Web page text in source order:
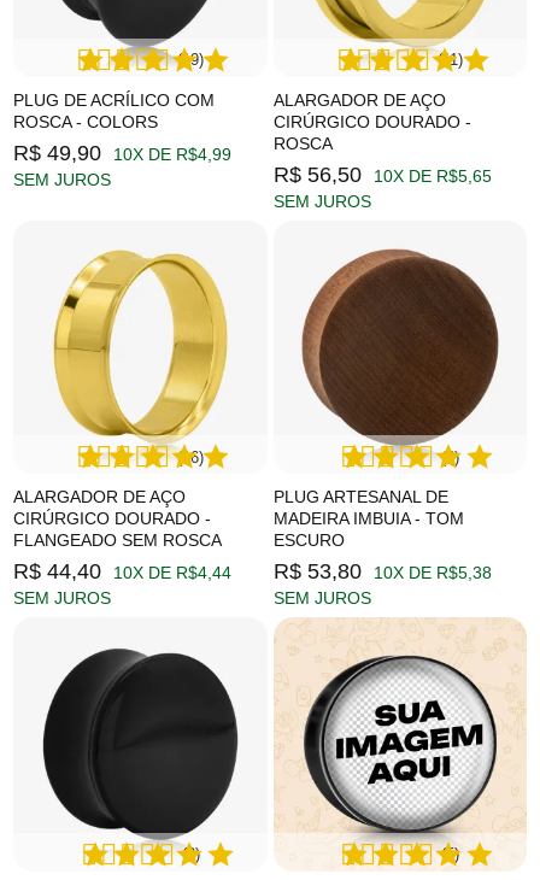
PLUG DE ACRÍLICO COM
ROSCA - COLORS
(19)
R$ 49,90
10X DE R$4,99
SEM JUROS
ALARGADOR DE AÇO
CIRÚRGICO DOURADO -
ROSCA
(11)
R$ 56,50
10X DE R$5,65
SEM JUROS
ALARGADOR DE AÇO
CIRÚRGICO DOURADO -
FLANGEADO SEM ROSCA
(16)
R$ 44,40
10X DE R$4,44
SEM JUROS
PLUG ARTESANAL DE
MADEIRA IMBUIA - TOM
ESCURO
(6)
R$ 53,80
10X DE R$5,38
SEM JUROS
(2) (5)